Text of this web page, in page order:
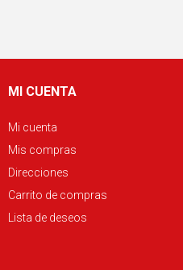
MI CUENTA
Mi cuenta
Mis compras
Direcciones
Carrito de compras
Lista de deseos